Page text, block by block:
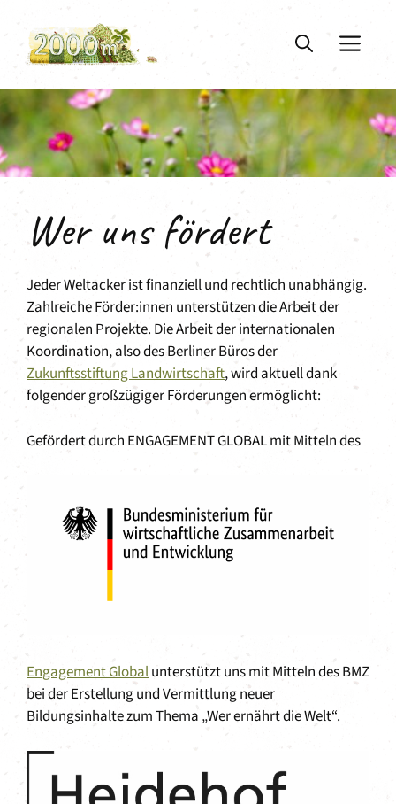
Inhalt
springen
Wer uns fördert
Jeder Weltacker ist finanziell und rechtlich unabhängig.
Zahlreiche Förder:innen unterstützen die Arbeit der
regionalen Projekte. Die Arbeit der internationalen
Koordination, also des Berliner Büros der
Zukunftsstiftung Landwirtschaft, wird aktuell dank
folgender großzügiger Förderungen ermöglicht:
Gefördert durch ENGAGEMENT GLOBAL mit Mitteln des
Engagement Globalunterstützt uns mit Mitteln des BMZ
bei der Erstellung und Vermittlung neuer
Bildungsinhalte zum Thema „Wer ernährt die Welt“.